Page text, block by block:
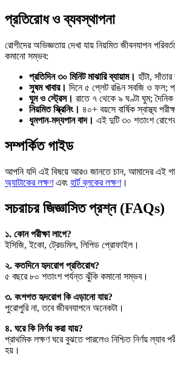
প্রতিরোধ ও ব্যবস্থাপনা
রোগীদের অভিজ্ঞতায় দেখা যায় নিয়মিত জীবনযাপন
কমানো সম্ভব:
প্রতিদিন ৩০ মিনিট মাঝারি ব্যায়াম। হাঁটা,
সুষম খাবার। দিনে ৫ প্লেট রঙিন সবজি ও ফল;
ঘুম ও স্ট্রেস। রাতে ৭ থেকে ৯ ঘণ্টা ঘুম; দৈনিক
নিয়মিত স্ক্রিনিং। ৪০+ বয়সে বার্ষিক স্বাস্থ্য
ধূমপান-মদ্যপান বাদ। এই দুটি ৩০ শতাংশ
সম্পর্কিত গাইড
আপনি যদি এই বিষয়ে আরও জানতে চান, আমাদের এই
অ্যাটাকের লক্ষণএবং হার্ট ব্লকের লক্ষণ।
সচরাচর জিজ্ঞাসিত প্রশ্ন (FAQs)
১. কোন পরীক্ষা লাগে?
ইসিজি, ইকো, ট্রেডমিল, লিপিড প্রোফাইল।
২. কতদিনে হৃদরোগ প্রতিরোধ?
৫ বছরে ৮০ শতাংশ পর্যন্ত ঝুঁকি কমানো সম্ভব।
৩. বংশগত হৃদরোগ কি এড়ানো যায়?
পুরোপুরি না, তবে জীবনযাপনে অনেকটা।
৪. ঘরে কি নির্ণয় করা যায়?
প্রাথমিক লক্ষণ ঘরে বুঝতে পারলেও নিশ্চিত নির্ণয় ল্যাব
হয়।